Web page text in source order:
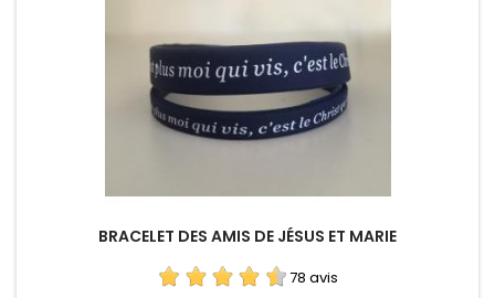
BRACELET DES AMIS DE JÉSUS ET MARIE
78 avis